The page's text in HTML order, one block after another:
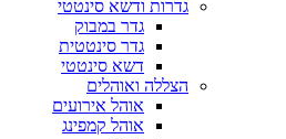
גדרות ודשא סינטטי
גדר במבוק
גדר סינטטית
דשא סינטטי
הצללה ואוהלים
אוהל אירועים
אוהל קמפינג